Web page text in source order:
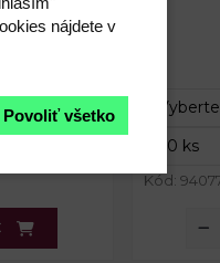
10 mm
Vonkajší
Kód:
nájdete v
Povoliť všetko